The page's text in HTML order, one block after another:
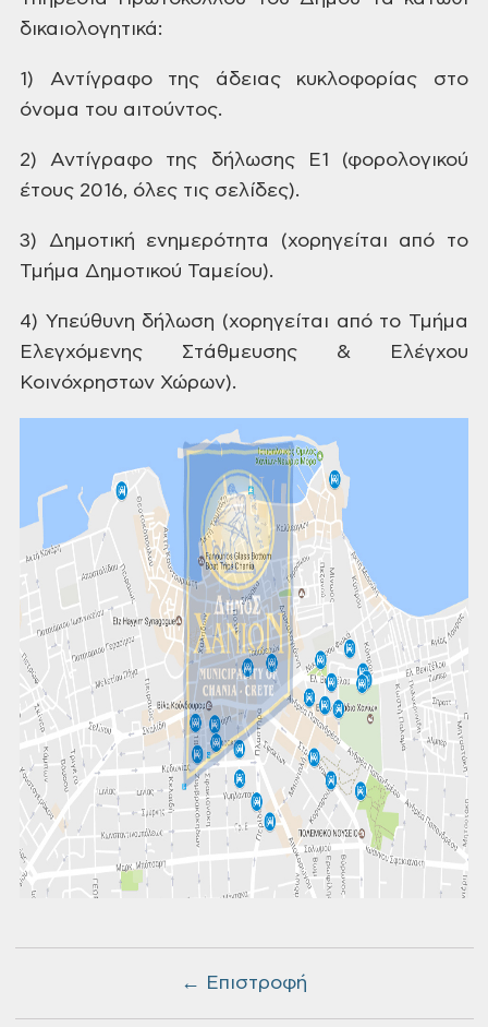
← Επιστροφή
δικαιολογητικά:
1) Αντίγραφοτης άδειας κυκλοφορίας στο
όνομα του αιτούντος.
2) Αντίγραφο της δήλωσης Ε1 (φορολογικού
έτους 2016, όλες τις σελίδες).
3) Δημοτική ενημερότητα (χορηγείται από το
Τμήμα Δημοτικού Ταμείου).
4) Υπεύθυνη δήλωση (χορηγείται από το Τμήμα
Ελεγχόμενης Στάθμευσης & Ελέγχου
Κοινόχρηστων Χώρων).